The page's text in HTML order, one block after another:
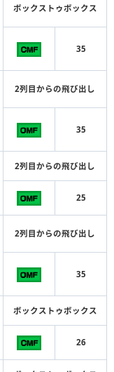
ボックストゥボックス
35
2列目からの飛び出し
35
2列目からの飛び出し
25
2列目からの飛び出し
35
ボックストゥボックス
26